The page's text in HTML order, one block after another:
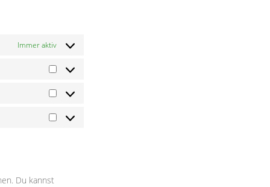
Immer aktiv
Vorlieben
Statistiken
Marketing
Du kannst